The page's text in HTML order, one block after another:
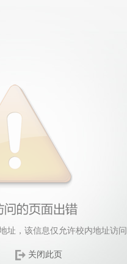
址，该信息仅允许校内地址访问
关闭此页